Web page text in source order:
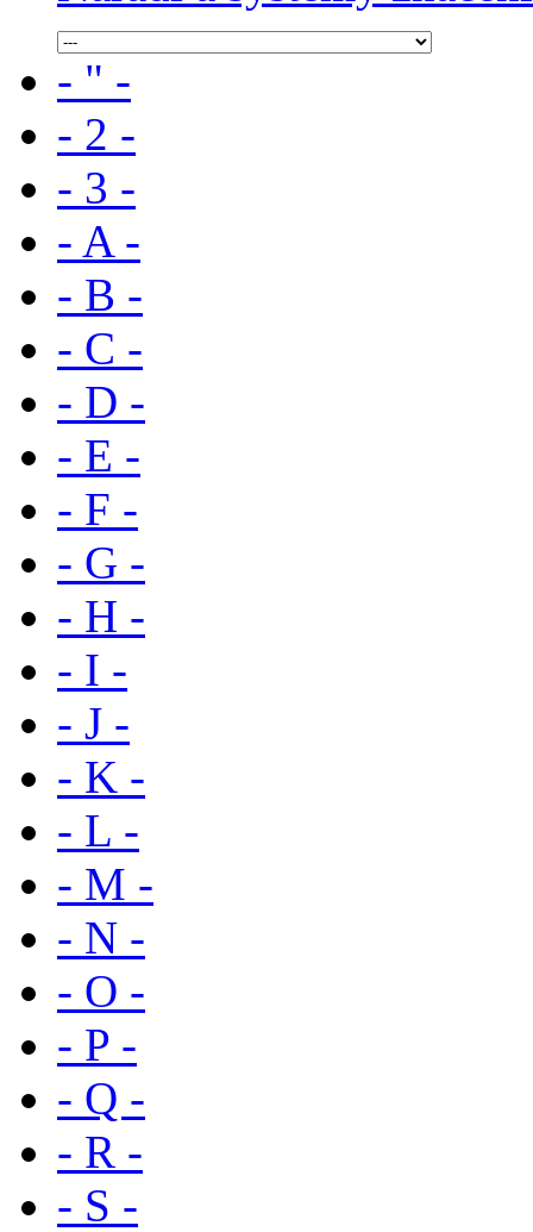
- " -
- 2 -
- 3 -
- A -
- B -
- C -
- D -
- E -
- F -
- G -
- H -
- I -
- J -
- K -
- L -
- M -
- N -
- O -
- P -
- Q -
- R -
- S -